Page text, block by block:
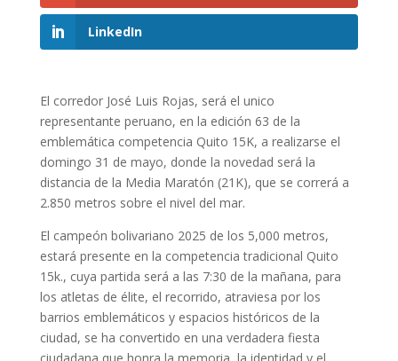
LinkedIn
El corredor José Luis Rojas, será el unico
representante peruano, en la edición 63 de la
emblemática competencia Quito 15K, a realizarse el
domingo 31 de mayo, donde la novedad será la
distancia de la Media Maratón (21K), que se correrá a
2.850 metros sobre el nivel del mar.
El campeón bolivariano 2025 de los 5,000 metros,
estará presente en la competencia tradicional Quito
15k., cuya partida será a las 7:30 de la mañana, para
los atletas de élite, el recorrido, atraviesa por los
barrios emblemáticos y espacios históricos de la
ciudad, se ha convertido en una verdadera fiesta